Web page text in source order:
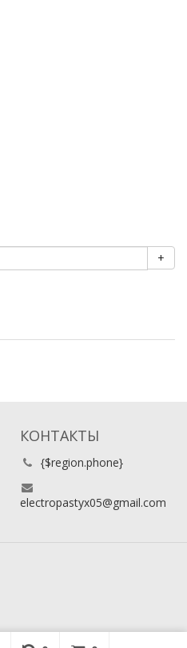
+
КОНТАКТЫ
{$region.phone}
electropastyx05@gmail.com